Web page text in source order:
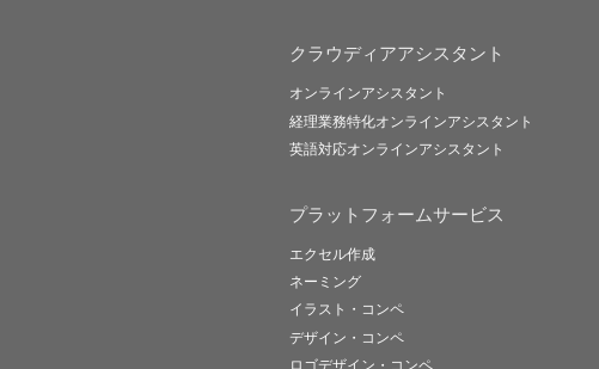
クラウディアアシスタント
オンラインアシスタント
経理業務特化オンラインアシスタント
英語対応オンラインアシスタント
プラットフォームサービス
エクセル作成
ネーミング
イラスト・コンペ
デザイン・コンペ
ロゴデザイン・コンペ